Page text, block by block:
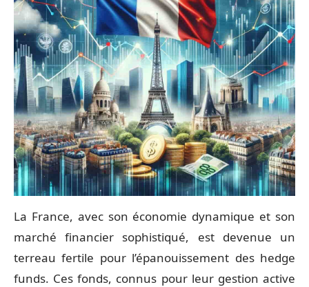
La France, avec son économie dynamique et son
marché financier sophistiqué, est devenue un
terreau fertile pour l’épanouissement des hedge
funds. Ces fonds, connus pour leur gestion active